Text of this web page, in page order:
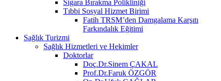
Sigara Bırakma Polikliniği
Tıbbi Sosyal Hizmet Birimi
Fatih TRSM’den Damgalama Karşıtı
Farkındalık Eğitimi
Sağlık Turizmi
Sağlık Hizmetleri ve Hekimler
Doktorlar
Doç.Dr.Sinem ÇAKAL
Prof.Dr.Faruk ÖZGÖR